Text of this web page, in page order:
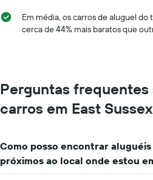
Em média, os carros de aluguel
cerca de 44% mais baratos que
Perguntas
carros em East Sussex
Como posso encontrar
próximos ao local onde estou